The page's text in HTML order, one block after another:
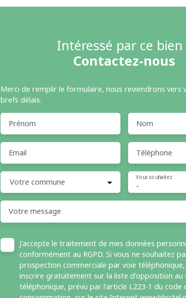
Intéressé par ce bien
Contactez-nous
Merci de remplir le formulaire, nous reviendrons vers
brefs délais.
Prénom Nom
Email Téléphone
Votre commune -
Vous souhaitez
Votre message
J'accepte le traitement de mes données
conformément au RGPD. Si vous ne souhaitez
prospection commerciale par voie
inscrire gratuitement sur la liste d'opposition au
téléphonique, prévu par l'article L223-1 du code